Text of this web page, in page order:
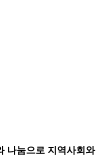
나눔으로 지역사회와